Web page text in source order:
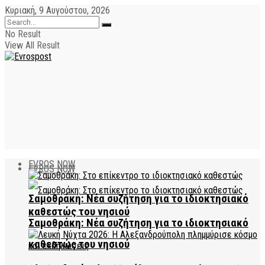
Κυριακή, 9 Αυγούστου, 2026
No Result
View All Result
EVROS NOW
Σαμοθράκη: Νέα συζήτηση για το ιδιοκτησιακό
καθεστώς του νησιού
EVROS NOW
Σαμοθράκη: Νέα συζήτηση για το ιδιοκτησιακό
καθεστώς του νησιού